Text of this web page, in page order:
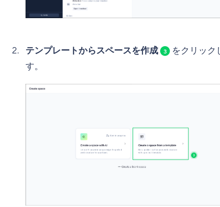
テンプレートからスペースを作成 3
をクリック
す。